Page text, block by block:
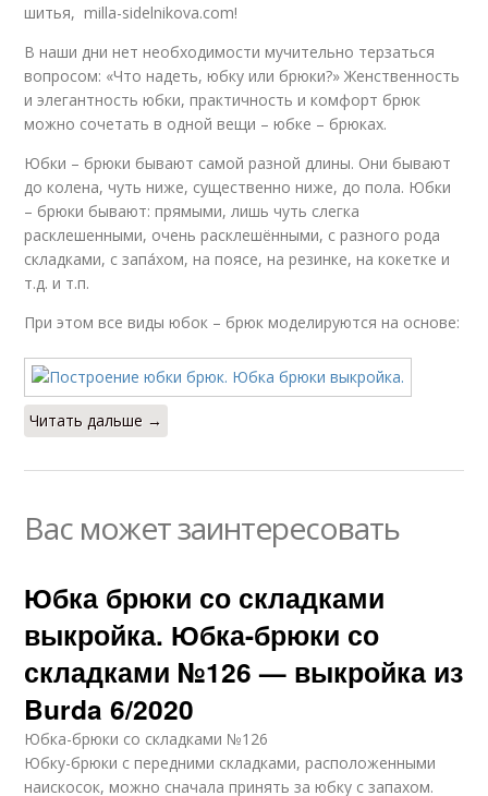
шитья, milla-sidelnikova.com!
В наши дни нет необходимости мучительно терзаться
вопросом: «Что надеть, юбку или брюки?» Женственность
и элегантность юбки, практичность и комфорт брюк
можно сочетать в одной вещи – юбке – брюках.
Юбки – брюки бывают самой разной длины. Они бывают
до колена, чуть ниже, существенно ниже, до пола. Юбки
– брюки бывают: прямыми, лишь чуть слегка
расклешенными, очень расклешёнными, с разного рода
складками, с запа́хом, на поясе, на резинке, на кокетке и
т.д. и т.п.
При этом все виды юбок – брюк моделируются на основе:
Читать дальше →
Вас может заинтересовать
Юбка брюки со складками
выкройка. Юбка-брюки со
складками №126 — выкройка из
Burda 6/2020
Юбка-брюки со складками №126
Юбку-брюки с передними складками, расположенными
наискосок, можно сначала принять за юбку с запахом.